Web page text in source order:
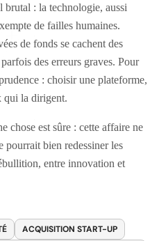
brutal : la technologie, aussi
de failles humaines.
de fonds se cachent des
des erreurs graves. Pour
: choisir une plateforme,
qui la dirigent.
chose est sûre : cette affaire ne
pourrait bien redessiner les
entre innovation et
ACQUISITION START-UP